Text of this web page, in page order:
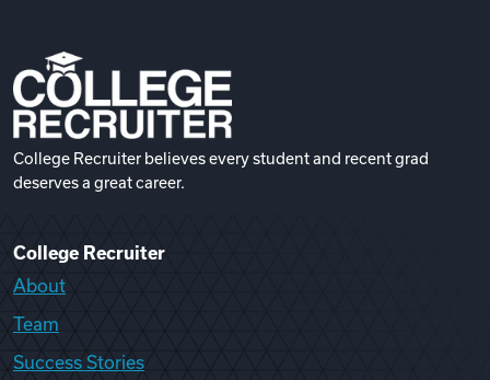
College Recruiter believes every student and recent grad
deserves a great career.
College Recruiter
About
Team
Success Stories